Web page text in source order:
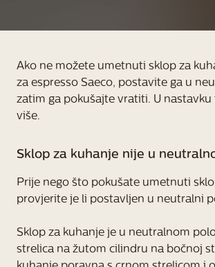
Ako ne možete umetnuti sklop za
za espresso Saeco, postavite ga u
zatim ga pokušajte vratiti. U nastavku
više.
Sklop za kuhanje nije u
Prije nego što pokušate umetnuti
provjerite je li postavljen u neutralni
Sklop za kuhanje je u neutralnom
strelica na žutom cilindru na bočnoj